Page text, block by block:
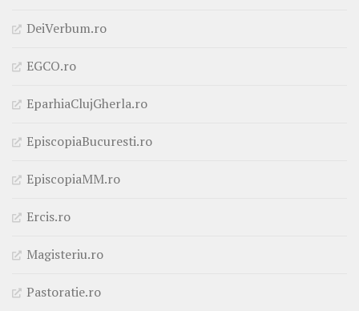
DeiVerbum.ro
EGCO.ro
EparhiaClujGherla.ro
EpiscopiaBucuresti.ro
EpiscopiaMM.ro
Ercis.ro
Magisteriu.ro
Pastoratie.ro